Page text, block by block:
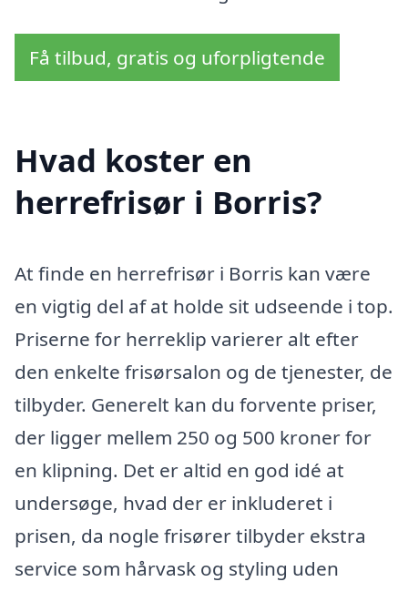
Få tilbud, gratis og uforpligtende
Hvad koster en
herrefrisør i Borris?
At finde en herrefrisør i Borris kan være
en vigtig del af at holde sit udseende i top.
Priserne for herreklip varierer alt efter
den enkelte frisørsalon og de tjenester, de
tilbyder. Generelt kan du forvente priser,
der ligger mellem 250 og 500 kroner for
en klipning. Det er altid en god idé at
undersøge, hvad der er inkluderet i
prisen, da nogle frisører tilbyder ekstra
service som hårvask og styling uden